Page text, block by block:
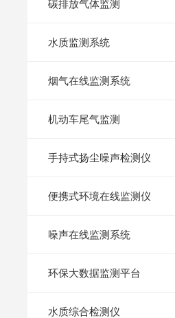
碳排放气体监测
水质监测系统
烟气在线监测系统
机动车尾气监测
手持式扬尘噪声检测仪
便携式环境在线监测仪
噪声在线监测系统
环保大数据监测平台
水质综合检测仪